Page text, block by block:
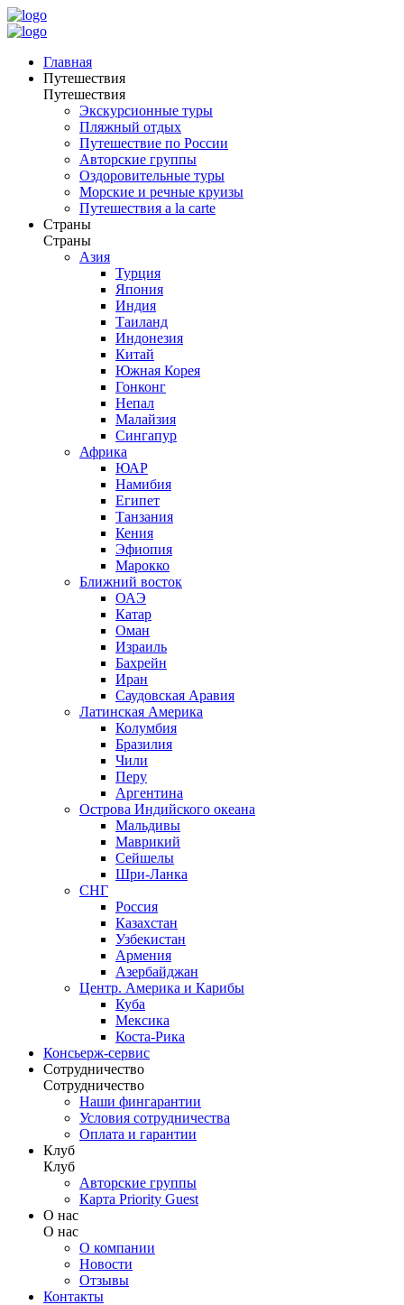
Главная
Путешествия
Путешествия
Экскурсионные туры
Пляжный отдых
Путешествие по России
Авторские группы
Оздоровительные туры
Морские и речные круизы
Путешествия a la carte
Страны
Страны
Азия
Турция
Япония
Индия
Таиланд
Индонезия
Китай
Южная Корея
Гонконг
Непал
Малайзия
Сингапур
Африка
ЮАР
Намибия
Египет
Танзания
Кения
Эфиопия
Марокко
Ближний восток
ОАЭ
Катар
Оман
Израиль
Бахрейн
Иран
Саудовская Аравия
Латинская Америка
Колумбия
Бразилия
Чили
Перу
Аргентина
Острова Индийского океана
Мальдивы
Маврикий
Сейшелы
Шри-Ланка
СНГ
Россия
Казахстан
Узбекистан
Армения
Азербайджан
Центр. Америка и Карибы
Куба
Мексика
Коста-Рика
Консьерж-сервис
Сотрудничество
Сотрудничество
Наши фингарантии
Условия сотрудничества
Оплата и гарантии
Клуб
Клуб
Авторские группы
Карта Priority Guest
О нас
О нас
О компании
Новости
Отзывы
Контакты